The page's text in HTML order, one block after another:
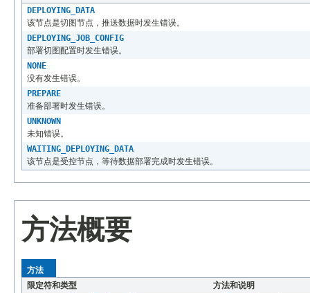
DEPLOYING_DATA
该节点是切图节点，推送数据时发生错误。
DEPLOYING_JOB_CONFIG
部署切图配置时发生错误。
NONE
没有发生错误。
PREPARE
准备部署时发生错误。
UNKNOWN
未知错误。
WAITING_DEPLOYING_DATA
该节点是受控节点，等待数据部署完成时发生错误。
方法概要
方法
限定符和类型
方法和说明